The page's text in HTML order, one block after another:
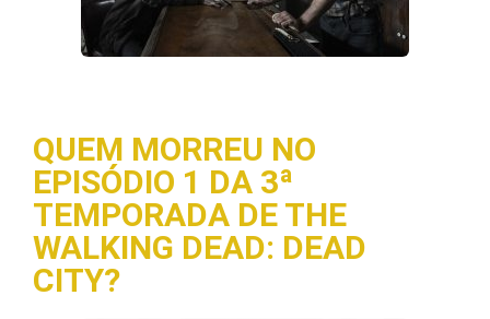
QUEM MORREU NO
EPISÓDIO 1 DA 3ª
TEMPORADA DE THE
WALKING DEAD: DEAD
CITY?